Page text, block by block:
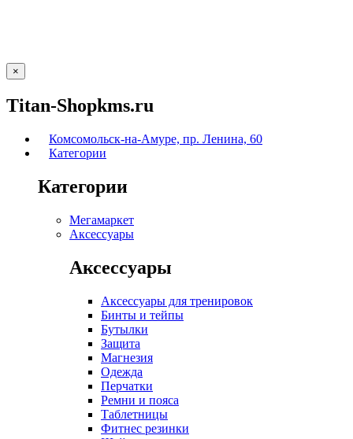
×
Titan-Shopkms.ru
Комсомольск-на-Амуре, пр. Ленина, 60
Категории
Категории
Мегамаркет
Аксессуары
Аксессуары
Аксессуары для тренировок
Бинты и тейпы
Бутылки
Защита
Магнезия
Одежда
Перчатки
Ремни и пояса
Таблетницы
Фитнес резинки